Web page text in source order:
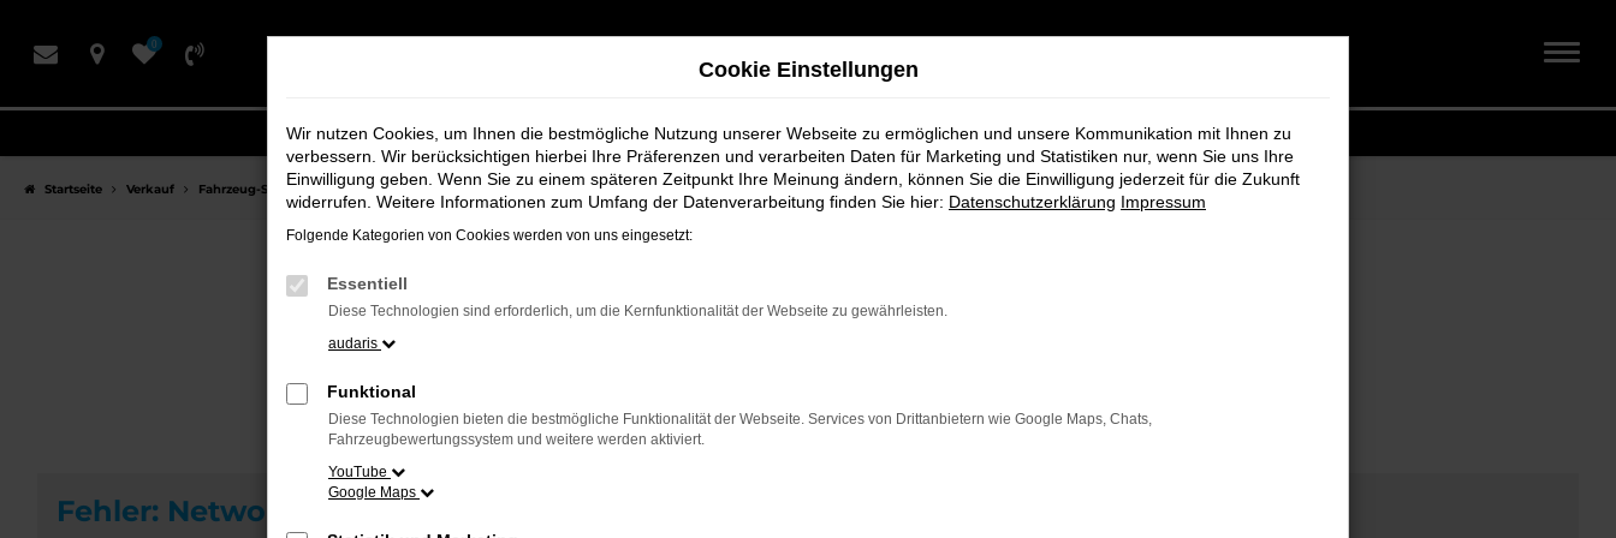
Hauptinhalt
0
Startseite Verkauf Fahrzeug-Showroom
Fahrzeug-Showroom
Fehler: Network Error
Cookie Einstellungen
Wir nutzen Cookies, um Ihnen die bestmögliche Nutzung unserer Webseite zu ermöglichen und unsere Kommunikation mit Ihnen zu
verbessern. Wir berücksichtigen hierbei Ihre Präferenzen und verarbeiten Daten für Marketing und Statistiken nur, wenn Sie uns Ihre
Einwilligung geben. Wenn Sie zu einem späteren Zeitpunkt Ihre Meinung ändern, können Sie die Einwilligung jederzeit für die Zukunft
widerrufen. Weitere Informationen zum Umfang der Datenverarbeitung finden Sie hier: Datenschutzerklärung Impressum
Folgende Kategorien von Cookies werden von uns eingesetzt:
Essentiell
Diese Technologien sind erforderlich, um die Kernfunktionalität der Webseite zu gewährleisten.
audaris
Funktional
Diese Technologien bieten die bestmögliche Funktionalität der Webseite. Services von Drittanbietern wie Google Maps, Chats,
Fahrzeugbewertungssystem und weitere werden aktiviert.
YouTube
Google Maps